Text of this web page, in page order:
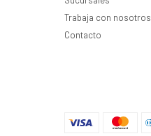
Trabaja con nosotros
Contacto